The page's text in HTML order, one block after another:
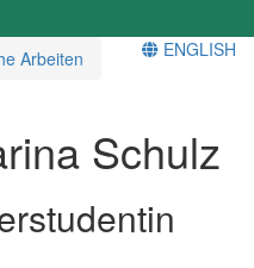
Arbeiten
ENGLISH
Schulz